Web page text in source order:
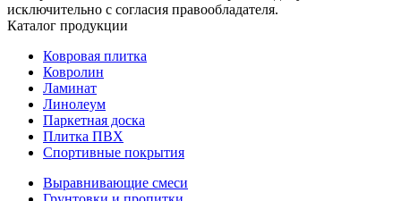
исключительно с согласия правообладателя.
Каталог продукции
Ковровая плитка
Ковролин
Ламинат
Линолеум
Паркетная доска
Плитка ПВХ
Спортивные покрытия
Выравнивающие смеси